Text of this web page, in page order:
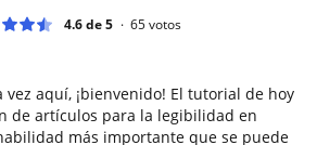
4.6 de 5 65votos
aquí, ¡bienvenido! El tutorial de hoy
de artículos para la legibilidad en
más importante que se puede